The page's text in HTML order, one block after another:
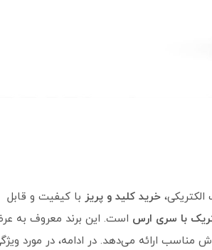
خرید کلید و پریز با کیفیت و قابل
با سری ارس است. این برند معروف به
ارائه می‌دهد. در ادامه، در مورد